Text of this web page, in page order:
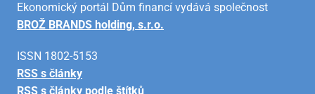
Ekonomický portál Dům financí vydává společnost
BROŽ BRANDS holding, s.r.o.
ISSN 1802-5153
RSS s články
RSS s články podle štítků